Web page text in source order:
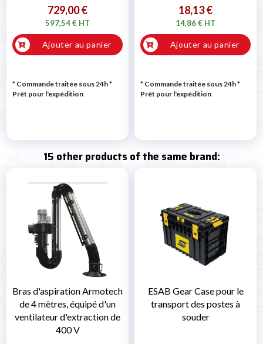
729,00 €
597,54 € HT
Ajouter au panier
* Commande traitée sous 24h*
Prêt pour l'expédition
18,13 €
14,86 € HT
Ajouter au panier
* Commande traitée sous 24h*
Prêt pour l'expédition
15 other products of the same brand:
Bras d'aspiration Armotech
de 4 mètres, équipé d'un
ventilateur d'extraction de
400 V
ESAB Gear Case pour le
transport des postes à
souder